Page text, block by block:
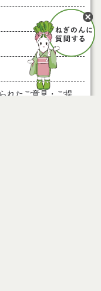
れたご意見・ご提